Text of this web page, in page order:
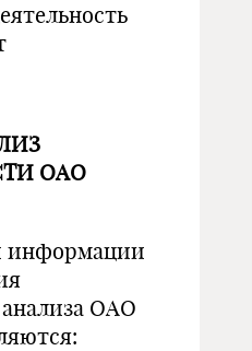
ОАО
информации
ОАО